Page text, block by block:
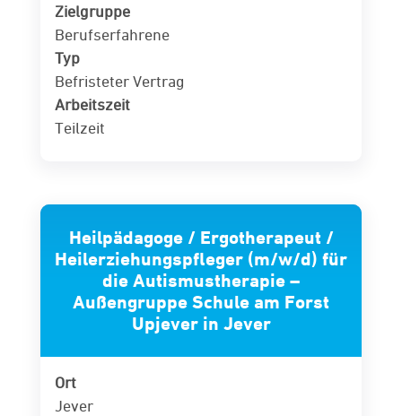
Zielgruppe
Berufserfahrene
Typ
Befristeter Vertrag
Arbeitszeit
Teilzeit
Heilpädagoge / Ergotherapeut /
Heilerziehungspfleger (m/w/d) für
die Autismustherapie –
Außengruppe Schule am Forst
Upjever in Jever
Ort
Jever